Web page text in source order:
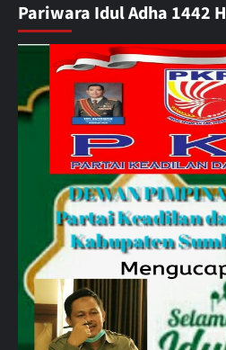
Pariwara Idul Adha 1442 H